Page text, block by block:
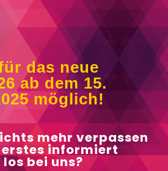
das neue
ab dem 15.
möglich!
mehr verpassen
informiert
bei uns?